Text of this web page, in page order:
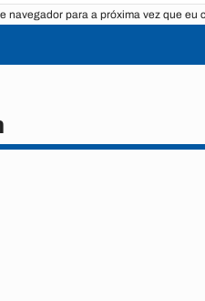
navegador para a próxima vez que eu